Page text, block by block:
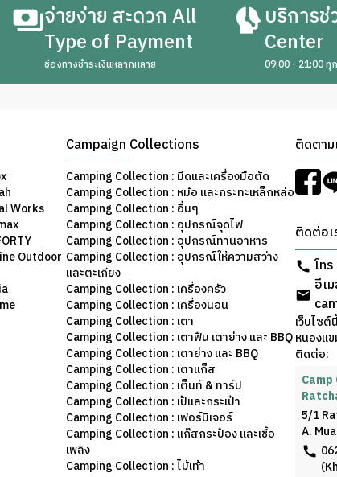
จ่ายง่าย สะดวก All
Type of Payment
ช่องทางชำระเงินหลากหลาย
บริการช่
Center
09:00 - 21:00 ทุ
Works
Outdoor
Campaign Collections
Camping Collection : มีดและเครื่องมือตัด
Camping Collection : หม้อ และกระทะเหล็กหล่อ
Camping Collection : อื่นๆ
Camping Collection : อุปกรณ์จุดไฟ
Camping Collection : อุปกรณ์ทานอาหาร
Camping Collection : อุปกรณ์ให้ความสว่าง
และตะเกียง
Camping Collection : เครื่องครัว
Camping Collection : เครื่องนอน
Camping Collection : เตา
Camping Collection : เตาฟืน เตาย่าง และ BBQ
Camping Collection : เตาย่าง และ BBQ
Camping Collection : เตาแก็ส
Camping Collection : เต็นท์ & ทาร์ป
Camping Collection : เป้และกระเป๋า
Camping Collection : เฟอร์นิเจอร์
Camping Collection : แก๊สกระป๋อง และเชื้อ
เพลิง
Camping Collection : ไม้เท้า
ติดตาม
ติดต่อเ
โท
อีเ
เว็บไซ
หนองแ
ติดต่อ:
5/1
A.